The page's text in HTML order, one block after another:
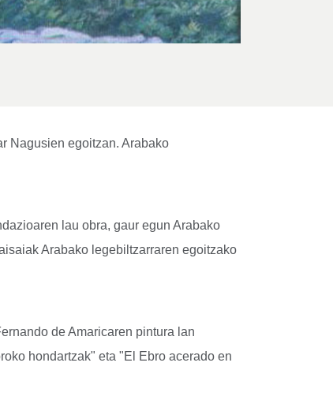
Nagusien egoitzan. Arabako
lau obra, gaur egun Arabako
Arabako legebiltzarraren egoitzako
de Amaricaren pintura lan
hondartzak" eta "El Ebro acerado en